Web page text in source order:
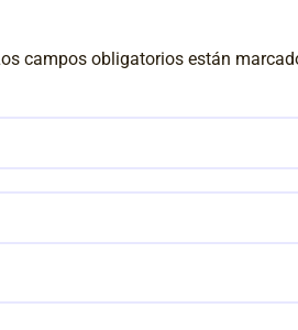
campos obligatorios están